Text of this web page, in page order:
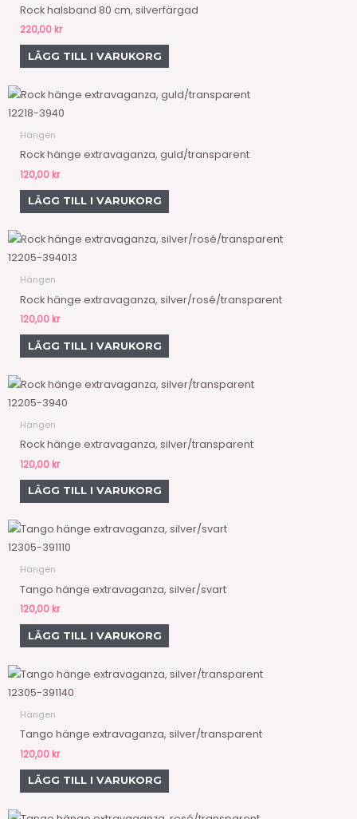
Rock halsband 80 cm, silverfärgad
220,00 kr
LÄGG TILL I VARUKORG
12218-3940
Hängen
Rock hänge extravaganza, guld/transparent
120,00 kr
LÄGG TILL I VARUKORG
12205-394013
Hängen
Rock hänge extravaganza, silver/rosé/transparent
120,00 kr
LÄGG TILL I VARUKORG
12205-3940
Hängen
Rock hänge extravaganza, silver/transparent
120,00 kr
LÄGG TILL I VARUKORG
12305-391110
Hängen
Tango hänge extravaganza, silver/svart
120,00 kr
LÄGG TILL I VARUKORG
12305-391140
Hängen
Tango hänge extravaganza, silver/transparent
120,00 kr
LÄGG TILL I VARUKORG